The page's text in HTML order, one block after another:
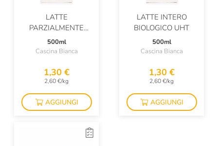
LATTE
PARZIALMENTE
SCREMATO
BIOLOGICO UHT
500ml
Cascina Bianca
1,30 €
2,60 €/kg
AGGIUNGI
LATTE INTERO
BIOLOGICO UHT
500ml
Cascina Bianca
1,30 €
2,60 €/kg
AGGIUNGI